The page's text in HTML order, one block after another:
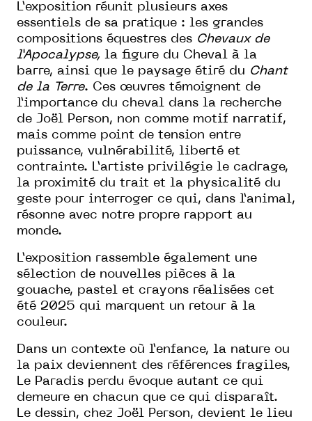
L’exposition réunit plusieurs axes
essentiels de sa pratique : les grandes
compositions équestres des Chevaux de
l’Apocalypse, la figure du Cheval à la
barre, ainsi que le paysage étiré du Chant
de la Terre. Ces œuvres témoignent de
l’importance du cheval dans la recherche
de Joël Person, non comme motif narratif,
mais comme point de tension entre
puissance, vulnérabilité, liberté et
contrainte. L’artiste privilégie le cadrage,
la proximité du trait et la physicalité du
geste pour interroger ce qui, dans l’animal,
résonne avec notre propre rapport au
monde.
L’exposition rassemble également une
sélection de nouvelles pièces à la
gouache, pastel et crayons réalisées cet
été 2025 qui marquent un retour à la
couleur.
Dans un contexte où l’enfance, la nature ou
la paix deviennent des références fragiles,
Le Paradis perdu évoque autant ce qui
demeure en chacun que ce qui disparaît.
Le dessin, chez Joël Person, devient le lieu